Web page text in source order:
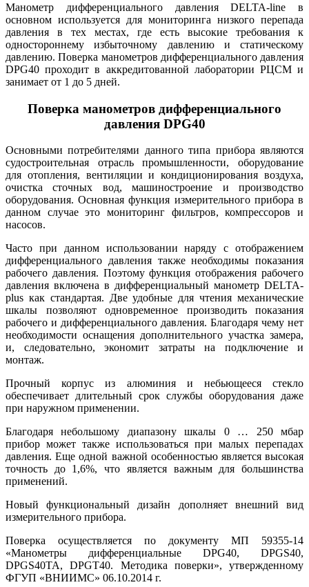
Манометр дифференциального давления DELTA-line в
основном используется для мониторинга низкого перепада
давления в тех местах, где есть высокие требования к
одностороннему избыточному давлению и статическому
давлению. Поверка манометров дифференциального давления
DPG40 проходит в аккредитованной лаборатории РЦСМ и
занимает от 1 до 5 дней.
Поверка манометров дифференциального
давления DPG40
Основными потребителями данного типа прибора являются
судостроительная отрасль промышленности, оборудование
для отопления, вентиляции и кондиционирования воздуха,
очистка сточных вод, машиностроение и производство
оборудования. Основная функция измерительного прибора в
данном случае это мониторинг фильтров, компрессоров и
насосов.
Часто при данном использовании наряду с отображением
дифференциального давления также необходимы показания
рабочего давления. Поэтому функция отображения рабочего
давления включена в дифференциальный манометр DELTA-
plus как стандартая. Две удобные для чтения механические
шкалы позволяют одновременное производить показания
рабочего и дифференциального давления. Благодаря чему нет
необходимости оснащения дополнительного участка замера,
и, следовательно, экономит затраты на подключение и
монтаж.
Прочный корпус из алюминия и небьющееся стекло
обеспечивает длительный срок службы оборудования даже
при наружном применении.
Благодаря небольшому диапазону шкалы 0 … 250 мбар
прибор может также использоваться при малых перепадах
давления. Еще одной важной особенностью является высокая
точность до 1,6%, что является важным для большинства
применений.
Новый функциональный дизайн дополняет внешний вид
измерительного прибора.
Поверка осуществляется по документу МП 59355-14
«Манометры дифференциальные DPG40, DPGS40,
DPGS40TA, DPGT40. Методика поверки», утвержденному
ФГУП «ВНИИМС» 06.10.2014 г.